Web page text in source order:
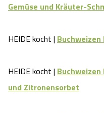
Gemüse und Kräuter-
HEIDE kocht | Buchweizen
HEIDE kocht |
und Zitronensorbet